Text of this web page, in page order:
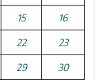
15 16
22 23
29 30